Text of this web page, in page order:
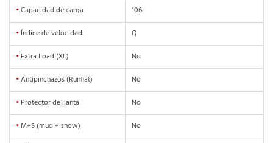
•Capacidad de carga
106
• Índice de velocidad
Q
• Extra Load (XL)
No
•Antipinchazos (Runflat)
No
• Protector de llanta
No
• M+S (mud + snow) No